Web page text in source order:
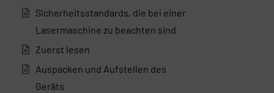
Sicherheitsstandards, die bei einer
Lasermaschine zu beachten sind
Zuerst lesen
Auspacken und Aufstellen des
Geräts